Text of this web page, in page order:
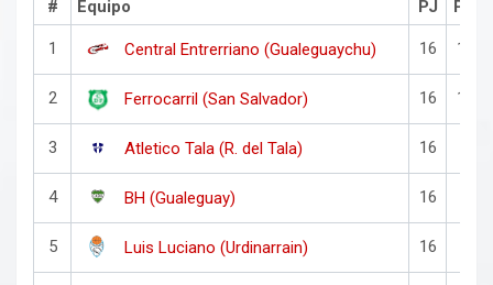
# Equipo PJ PG
1 Central Entrerriano (Gualeguaychu) 16 11
2 Ferrocarril (San Salvador) 16 10
3 Atletico Tala (R. del Tala) 16
4 BH (Gualeguay) 16
5 Luis Luciano (Urdinarrain) 16